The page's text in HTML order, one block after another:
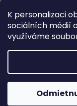
K personalizaci
sociálních médií
využíváme
budete
už
viacerých
prispejú k
Montáž
zvládne ju v